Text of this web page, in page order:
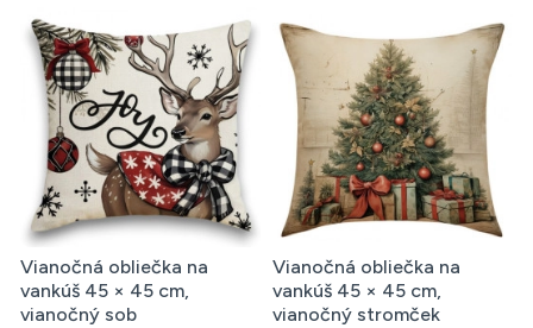
Vianočná obliečka na
vankúš 45 × 45 cm,
vianočný sob
Vianočná obliečka na
vankúš 45 × 45 cm,
vianočný stromček